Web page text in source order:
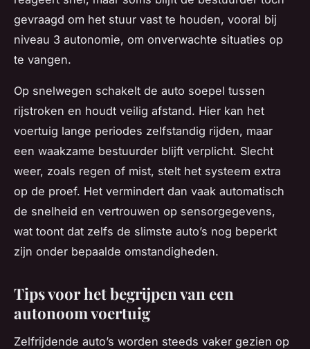
gevraagd om het stuur vast te houden, vooral bij
niveau 3 autonomie, om onverwachte situaties op
te vangen.
Op snelwegen schakelt de auto soepel tussen
rijstroken en houdt veilig afstand. Hier kan het
voertuig lange periodes zelfstandig rijden, maar
een waakzame bestuurder blijft verplicht. Slecht
weer, zoals regen of mist, stelt het systeem extra
op de proef. Het vermindert dan vaak automatisch
de snelheid en vertrouwen op sensorgegevens,
wat toont dat zelfs de slimste auto’s nog beperkt
zijn onder bepaalde omstandigheden.
Tips voor het begrijpen van een
autonoom voertuig
Zelfrijdende auto’s worden steeds vaker gezien op